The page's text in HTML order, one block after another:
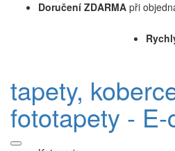
Doručení ZDARMA při
tapety,
fototapety -